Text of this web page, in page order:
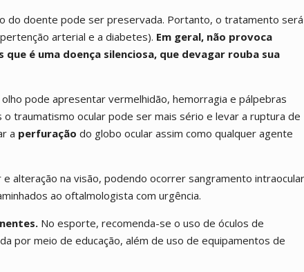
do doente pode ser preservada. Portanto, o tratamento será
arterial e a diabetes). Em geral, não provoca
é uma doença silenciosa, que devagar rouba sua
pode apresentar vermelhidão, hemorragia e pálpebras
traumatismo ocular pode ser mais sério e levar a ruptura de
a perfuração do globo ocular assim como qualquer agente
alteração na visão, podendo ocorrer sangramento
ao oftalmologista com urgência.
No esporte, recomenda-se o uso de óculos de
por meio de educação, além de uso de equipamentos de